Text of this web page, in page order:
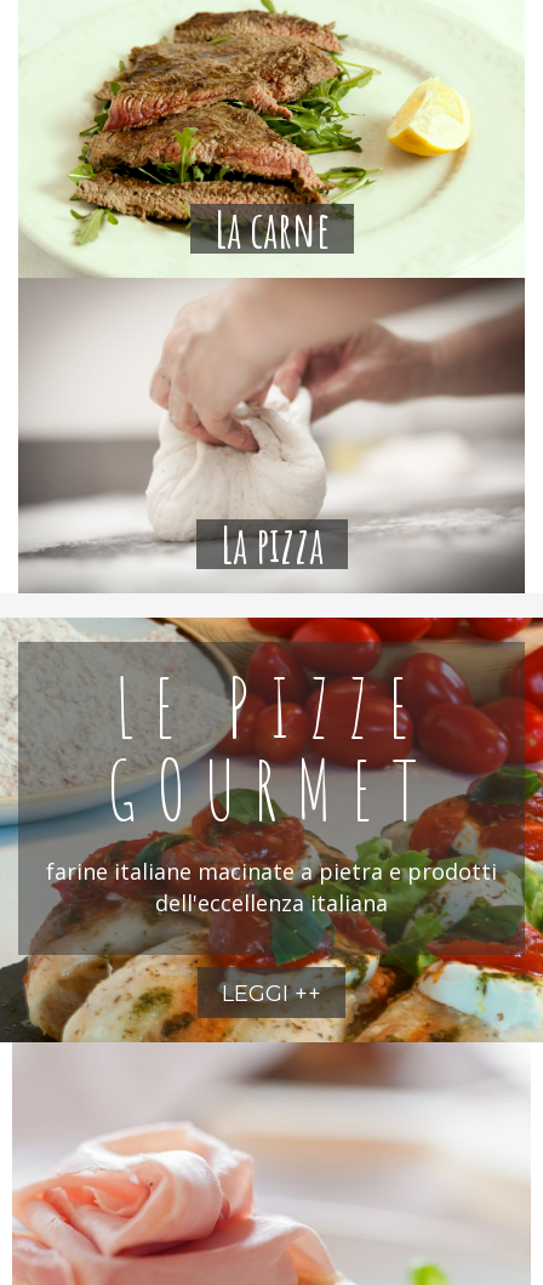
La carne
La pizza
LE PIZZE
GOURMET
farine italiane macinate a pietra e prodotti
dell'eccellenza italiana
LEGGI ++